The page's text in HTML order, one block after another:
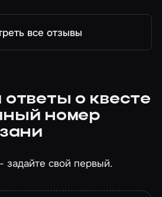
все отзывы
о квесте
номер
свой первый.